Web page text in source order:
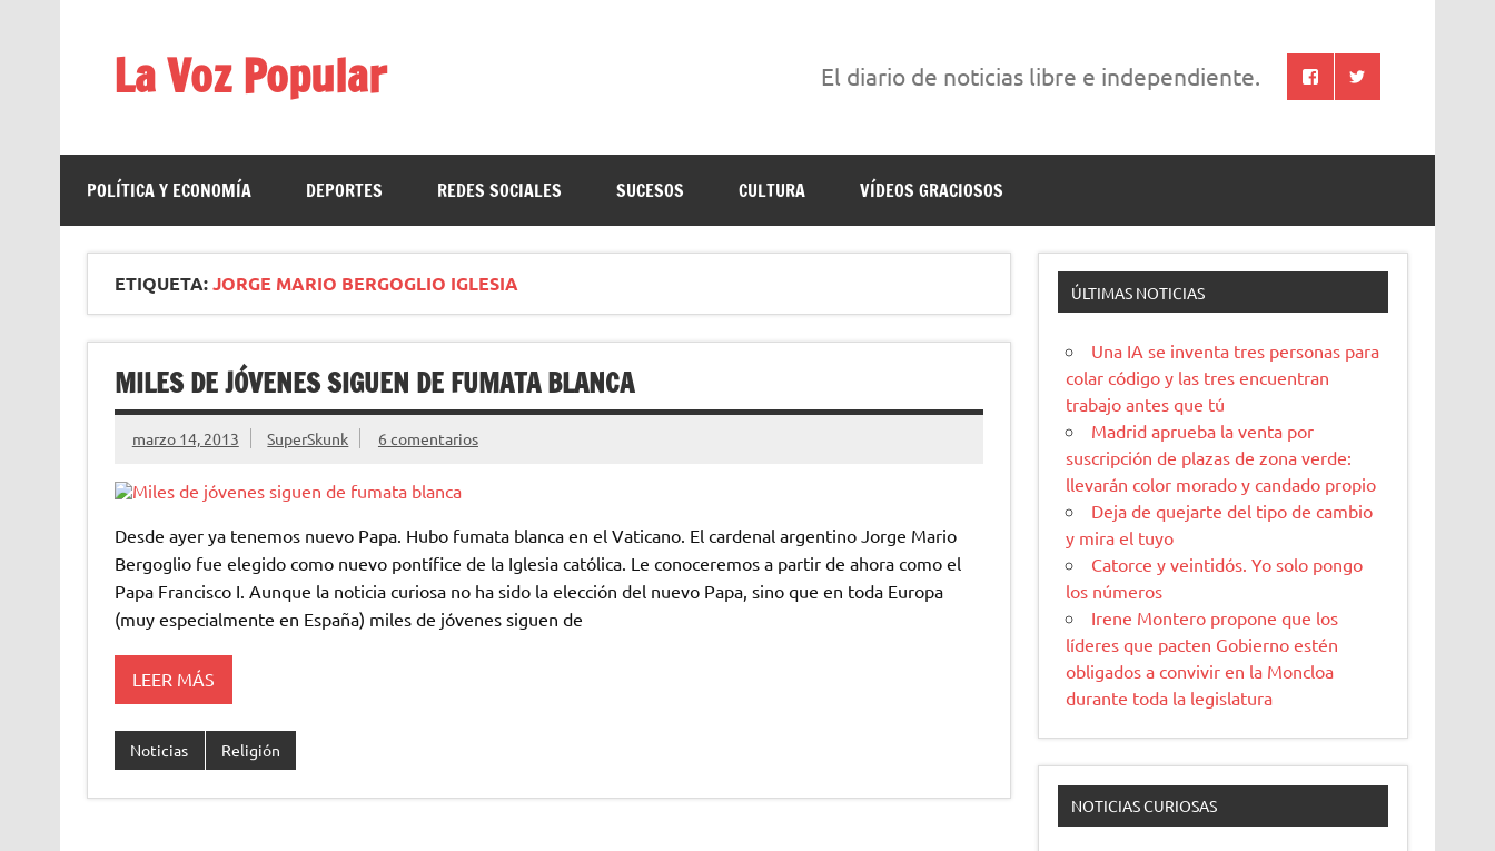
La Voz Popular El diario de noticias libre e independiente.
POLÍTICA Y ECONOMÍA DEPORTES REDES SOCIALES SUCESOS CULTURA VÍDEOS GRACIOSOS
ETIQUETA:JORGE MARIO BERGOGLIO IGLESIA
MILES DE JÓVENES SIGUEN DE FUMATA BLANCA
marzo 14, 2013 SuperSkunk 6 comentarios
Desde ayer ya tenemos nuevo Papa. Hubo fumata blanca en el Vaticano. El cardenal argentino Jorge Mario
Bergoglio fue elegido como nuevo pontífice de la Iglesia católica. Le conoceremos a partir de ahora como el
Papa Francisco I. Aunque la noticia curiosa no ha sido la elección del nuevo Papa, sino que en toda Europa
(muy especialmente en España) miles de jóvenes siguen de
LEER MÁS
Noticias Religión
ÚLTIMAS NOTICIAS
Una IA se inventa tres personas para
colar código y las tres encuentran
trabajo antes que tú
Madrid aprueba la venta por
suscripción de plazas de zona verde:
llevarán color morado y candado propio
Deja de quejarte del tipo de cambio
y mira el tuyo
Catorce y veintidós. Yo solo pongo
los números
Irene Montero propone que los
líderes que pacten Gobierno estén
obligados a convivir en la Moncloa
durante toda la legislatura
NOTICIAS CURIOSAS